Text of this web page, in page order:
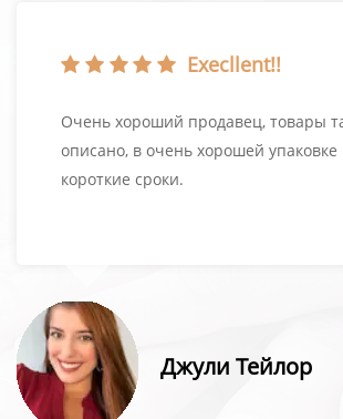
Execllent!!
Очень хороший продавец, товары
описано, в очень хорошей упаковке
короткие сроки.
Джули Тейлор